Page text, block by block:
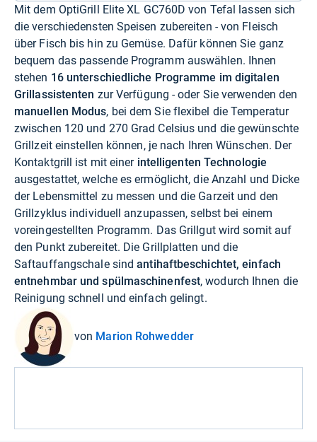
Mit dem OptiGrill Elite XL GC760D von Tefal lassen sich
die verschiedensten Speisen zubereiten - von Fleisch
über Fisch bis hin zu Gemüse. Dafür können Sie ganz
bequem das passende Programm auswählen. Ihnen
stehen 16 unterschiedliche Programme im digitalen
Grillassistenten zur Verfügung - oder Sie verwenden den
manuellen Modus, bei dem Sie flexibel die Temperatur
zwischen 120 und 270 Grad Celsius und die gewünschte
Grillzeit einstellen können, je nach Ihren Wünschen. Der
Kontaktgrill ist mit einer intelligenten Technologie
ausgestattet, welche es ermöglicht, die Anzahl und Dicke
der Lebensmittel zu messen und die Garzeit und den
Grillzyklus individuell anzupassen, selbst bei einem
voreingestellten Programm. Das Grillgut wird somit auf
den Punkt zubereitet. Die Grillplatten und die
Saftauffangschale sindantihaftbeschichtet, einfach
entnehmbar und spülmaschinenfest, wodurch Ihnen die
Reinigung schnell und einfach gelingt.
von Marion Rohwedder